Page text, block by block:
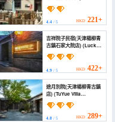
(Ganday Camp Theme
Courtyard Homestay
(Tianjin Yangliuqing
Ancient Town))
4.4/ 5 HKD 221+
吉祥院子民宿(天津楊柳青
古鎮石家大院店) (Lucky
Yard Guesthouse)
4.9/ 5 HKD 422+
途月別院(天津楊柳青古鎮
店) (TuYue Villa
(Yangliuqing Ancient
Town, Tianjin))
4.8/ 5 HKD 289+